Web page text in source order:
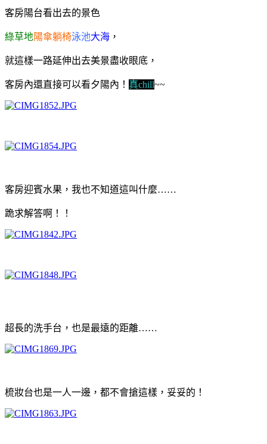
客房陽台看出去的景色
綠草地陽傘躺椅泳池大海 ，
就這樣一路延伸出去美景盡收眼底，
客房內還直接可以看夕陽內！ 真chill~~
客房迎賓水果，我也不知道這叫什麼……
跪求解答啊！ ！
超長的洗手台，也是最遠的距離……
梳妝台也是一人一邊，都不會搶這樣，妥妥的！